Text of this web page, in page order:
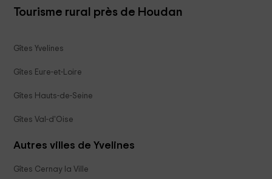
Tourisme rural près de Houdan
Gîtes Yvelines
Gîtes Eure-et-Loire
Gîtes Hauts-de-Seine
Gîtes Val-d'Oise
Autres villes de Yvelines
Gîtes Cernay la Ville